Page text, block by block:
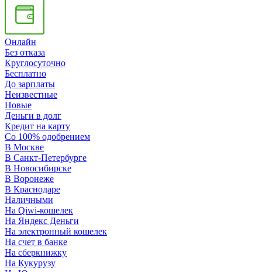
Онлайн
Без отказа
Круглосуточно
Бесплатно
До зарплаты
Неизвестные
Новые
Деньги в долг
Кредит на карту
Со 100% одобрением
В Москве
В Санкт-Петербурге
В Новосибирске
В Воронеже
В Краснодаре
Наличными
На Qiwi-кошелек
На Яндекс Деньги
На электронный кошелек
На счет в банке
На сберкнижку
На Кукурузу